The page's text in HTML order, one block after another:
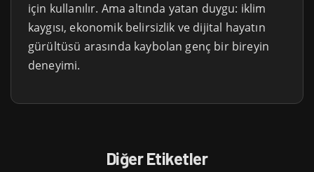
için kullanılır. Ama altında yatan duygu: iklim
kaygısı, ekonomik belirsizlik ve dijital hayatın
gürültüsü arasında kaybolan genç bir bireyin
deneyimi.
Diğer Etiketler